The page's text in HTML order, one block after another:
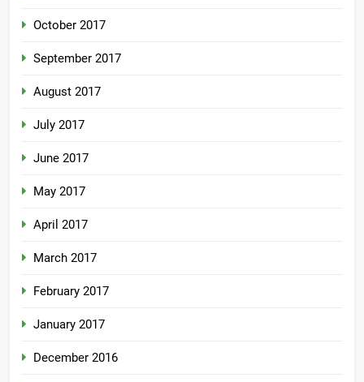
October 2017
September 2017
August 2017
July 2017
June 2017
May 2017
April 2017
March 2017
February 2017
January 2017
December 2016